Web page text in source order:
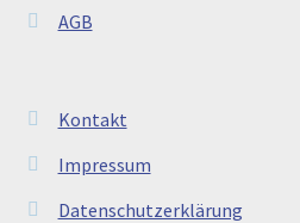
AGB
Kontakt
Impressum
Datenschutzerklärung